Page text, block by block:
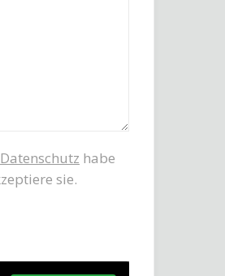
Datenschutz habe
sie.